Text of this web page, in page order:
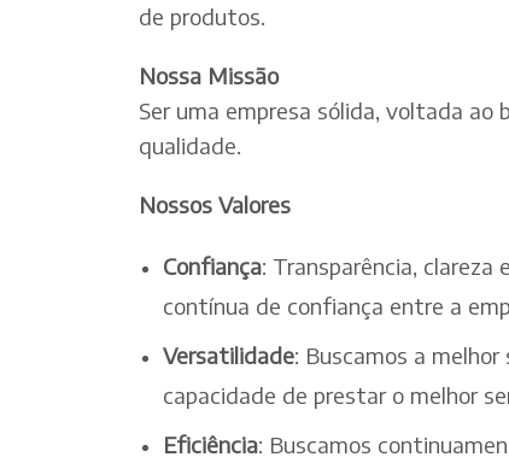
de produtos.
Nossa Missão
Ser uma empresa sólida, voltada
qualidade.
Nossos Valores
Confiança: Transparência,
contínua de confiança entre a
Versatilidade: Buscamos a
capacidade de prestar o melhor
Eficiência: Buscamos